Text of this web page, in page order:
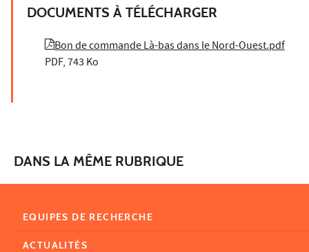
DOCUMENTS À TÉLÉCHARGER
Bon de commande Là-bas dans le Nord-Ouest.pdf
PDF, 743 Ko
DANS LA MÊME RUBRIQUE
EQUIPES DE RECHERCHE
ACTUALITÉS